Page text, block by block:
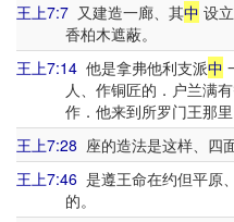
王上7:7 又建造一廊、其中 设
香柏木遮蔽。
王上7:14 他是拿弗他利支派中
人、作铜匠的．户兰满
作．他来到所罗门王那
王上7:28 座的造法是这样、四
王上7:46 是遵王命在约但平原
的。